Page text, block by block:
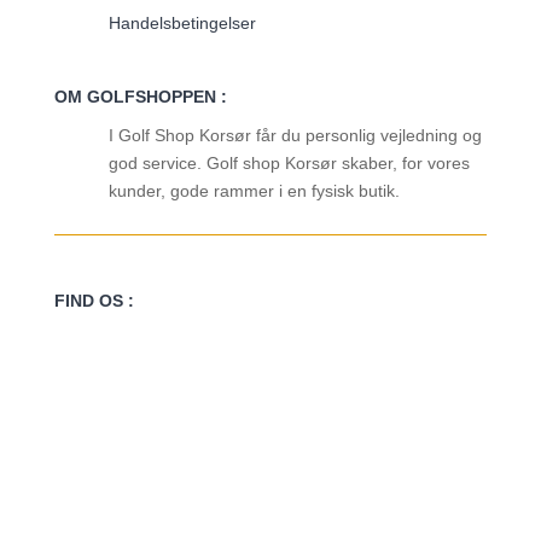
Handelsbetingelser
OM GOLFSHOPPEN :
I Golf Shop Korsør får du personlig vejledning og
god service. Golf shop Korsør skaber, for vores
kunder, gode rammer i en fysisk butik.
FIND OS :